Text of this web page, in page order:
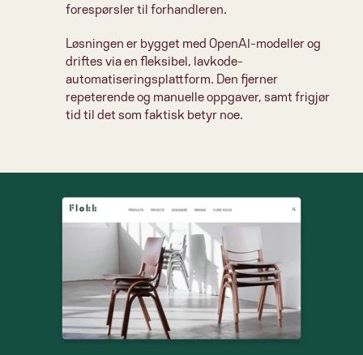
forespørsler til forhandleren.
Løsningen er bygget med OpenAI-modeller og
driftes via en fleksibel, lavkode-
automatiseringsplattform. Den fjerner
repeterende og manuelle oppgaver, samt frigjør
tid til det som faktisk betyr noe.